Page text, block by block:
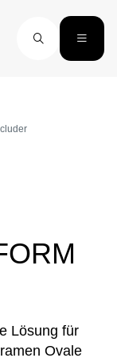
Lösung für
Ovale